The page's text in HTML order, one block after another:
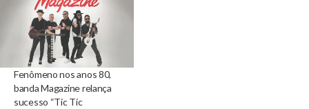
Fenômeno nos anos 80,
banda Magazine relança
sucesso “Tic Tic